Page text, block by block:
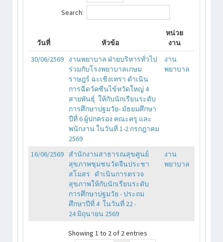
Search:
วันที่ หัวข้อ
หน่วย
งาน
30/06/2569
งานพยาบาล ฝ่ายบริหารทั่วไป
ร่วมกับโรงพยาบาลเกษม
ราษฎร์ ฉะเชิงเทรา ดำเนิน
การฉีดวัคซีนไข้หวัดใหญ่ 4
สายพันธุ์ ให้กับนักเรียนระดับ
การศึกษาปฐมวัย- มัธยมศึกษา
ปีที่ 6 ผู้ปกครอง คณะครู และ
พนักงาน ในวันที่ 1-2 กรกฎาคม
2569
งาน
พยาบาล
16/06/2569
สำนักงานสาธารณสุขศูนย์
สุขภาพชุมชนวัดจีนประชา
สโมสร ดำเนินการตรวจ
สุขภาพให้กับนักเรียนระดับ
การศึกษาปฐมวัย - ประถม
ศึกษาปีที่ 4 ในวันที่ 22 -
24 มิถุนายน 2569
งาน
พยาบาล
Showing 1 to 2 of 2 entries